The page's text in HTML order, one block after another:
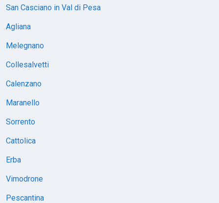
San Casciano in Val di Pesa
Agliana
Melegnano
Collesalvetti
Calenzano
Maranello
Sorrento
Cattolica
Erba
Vimodrone
Pescantina